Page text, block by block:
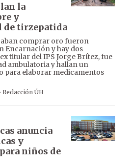
la
y
de tirzepatida
comprar oro fueron
Encarnación y hay dos
titular del IPS Jorge Brítez, fue
ambulatoria y hallan un
para elaborar medicamentos
· Redacción ÚH
anuncia
y
niños de